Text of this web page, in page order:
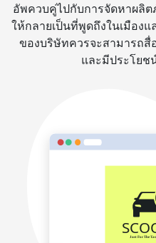
อัพควบคู่ไปกับการจัดหาผลิ
ให้กลายเป็นที่พูดถึงในเมือง
ของบริษัทควรจะสามารถ
และมีประโยช